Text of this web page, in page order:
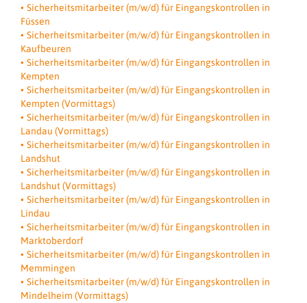
Sicherheitsmitarbeiter (m/w/d) für Eingangskontrollen in
Füssen
Sicherheitsmitarbeiter (m/w/d) für Eingangskontrollen in
Kaufbeuren
Sicherheitsmitarbeiter (m/w/d) für Eingangskontrollen in
Kempten
Sicherheitsmitarbeiter (m/w/d) für Eingangskontrollen in
Kempten (Vormittags)
Sicherheitsmitarbeiter (m/w/d) für Eingangskontrollen in
Landau (Vormittags)
Sicherheitsmitarbeiter (m/w/d) für Eingangskontrollen in
Landshut
Sicherheitsmitarbeiter (m/w/d) für Eingangskontrollen in
Landshut (Vormittags)
Sicherheitsmitarbeiter (m/w/d) für Eingangskontrollen in
Lindau
Sicherheitsmitarbeiter (m/w/d) für Eingangskontrollen in
Marktoberdorf
Sicherheitsmitarbeiter (m/w/d) für Eingangskontrollen in
Memmingen
Sicherheitsmitarbeiter (m/w/d) für Eingangskontrollen in
Mindelheim (Vormittags)